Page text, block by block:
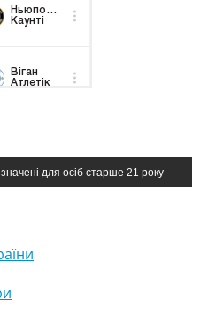
для осіб старше 21 року